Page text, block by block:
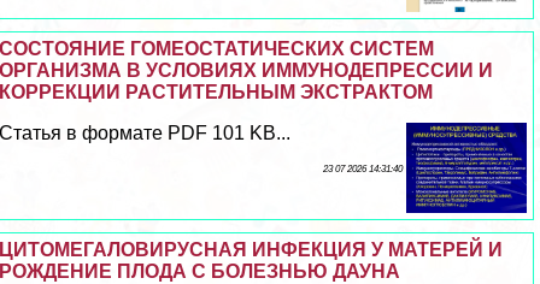
СОСТОЯНИЕ ГОМЕОСТАТИЧЕСКИХ СИСТЕМ
ОРГАНИЗМА В УСЛОВИЯХ ИММУНОДЕПРЕССИИ И
КОРРЕКЦИИ РАСТИТЕЛЬНЫМ ЭКСТРАКТОМ
Статья в формате PDF 101 KB...
23 07 2026 14:31:40
ЦИТОМЕГАЛОВИРУСНАЯ ИНФЕКЦИЯ У МАТЕРЕЙ И
РОЖДЕНИЕ ПЛОДА С БОЛЕЗНЬЮ ДАУНА